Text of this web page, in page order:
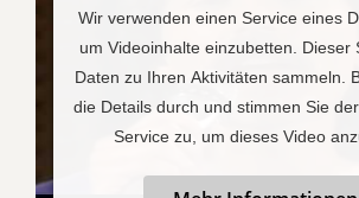
Wir verwenden einen Service eines
um Videoinhalte einzubetten. Dieser
Daten zu Ihren Aktivitäten sammeln.
die Details durch und stimmen Sie
Service zu, um dieses Video